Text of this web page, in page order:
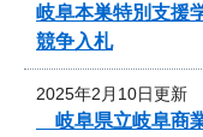
岐阜本巣特別支援
競争入札
2025年2月10日更新
岐阜県立岐阜商